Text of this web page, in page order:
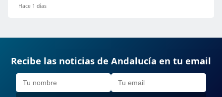
Hace 1 días
Recibe las noticias de Andalucía en tu email